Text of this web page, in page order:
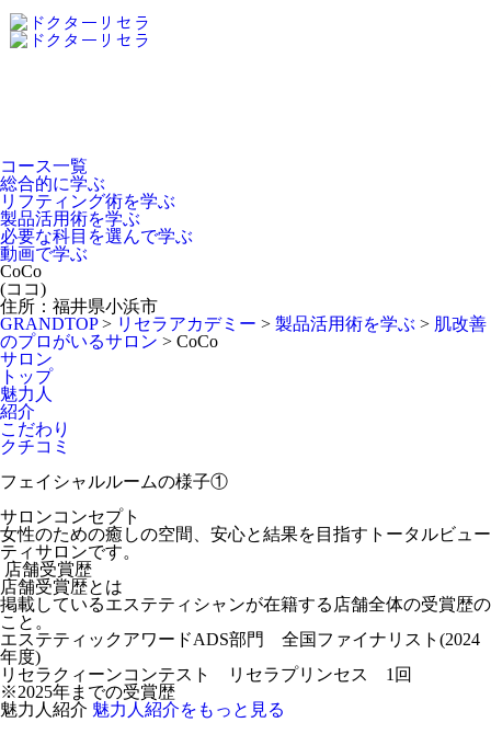
Dr.Recella Academy
について
コース一覧
総合的に学ぶ
リフティング術を学ぶ
製品活用術を学ぶ
必要な科目を選んで学ぶ
動画で学ぶ
CoCo
(ココ)
住所：福井県小浜市
GRANDTOP> リセラアカデミー > 製品活用術を学ぶ > 肌改善
のプロがいるサロン > CoCo
サロン
トップ
魅力人
紹介
こだわり
クチコミ
フェイシャルルームの様子①
サロンコンセプト
女性のための癒しの空間、安心と結果を目指すトータルビュー
ティサロンです。
店舗受賞歴
店舗受賞歴とは
掲載しているエステティシャンが在籍する店舗全体の受賞歴の
こと。
エステティックアワードADS部門 全国ファイナリスト(2024
年度)
リセラクィーンコンテスト リセラプリンセス 1回
※2025年までの受賞歴
魅力人紹介 魅力人紹介をもっと見る